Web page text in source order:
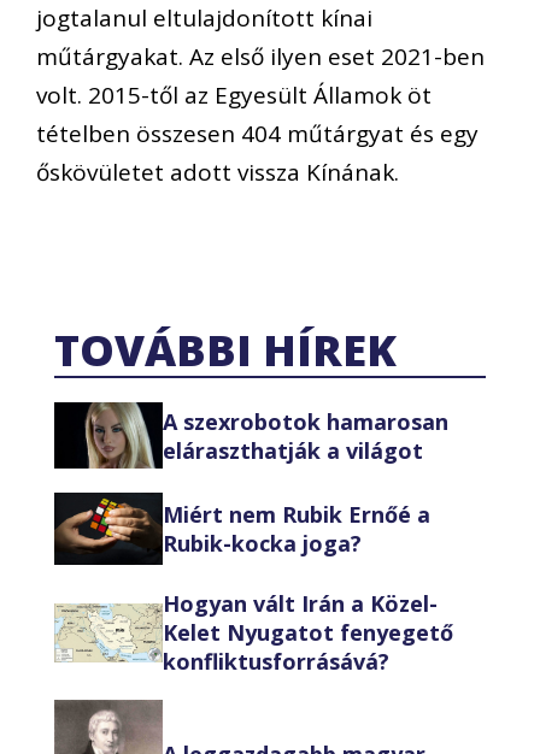
jogtalanul eltulajdonított kínai
műtárgyakat. Az első ilyen eset 2021-ben
volt. 2015-től az Egyesült Államok öt
tételben összesen 404 műtárgyat és egy
őskövületet adott vissza Kínának.
TOVÁBBI HÍREK
A szexrobotok hamarosan
eláraszthatják a világot
Miért nem Rubik Ernőé a
Rubik-kocka joga?
Hogyan vált Irán a Közel-
Kelet Nyugatot fenyegető
konfliktusforrásává?